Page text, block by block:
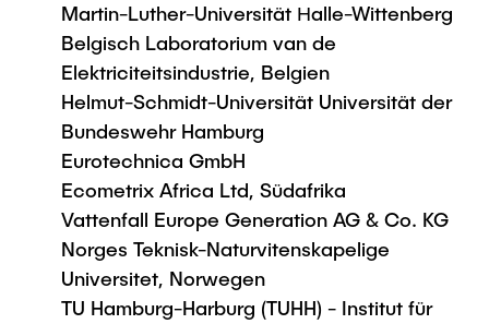
Martin-Luther-Universität Ηalle-Wittenberg
Belgisch Laboratorium van de
Elektriciteitsindustrie, Belgien
Helmut-Schmidt-Universität Universität der
Bundeswehr Hamburg
Eurotechnica GmbH
Ecometrix Africa Ltd, Südafrika
Vattenfall Europe Generation AG & Co. KG
Norges Teknisk-Naturvitenskapelige
Universitet, Norwegen
TU Hamburg-Harburg (TUHH) - Institut für